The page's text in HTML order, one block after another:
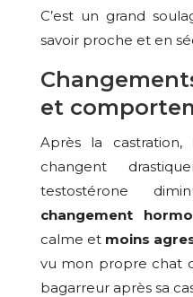
C’est un grand
savoir proche et en
et
Après la
changent
testostérone
changement
calme et moins
vu mon propre chat
bagarreur après sa